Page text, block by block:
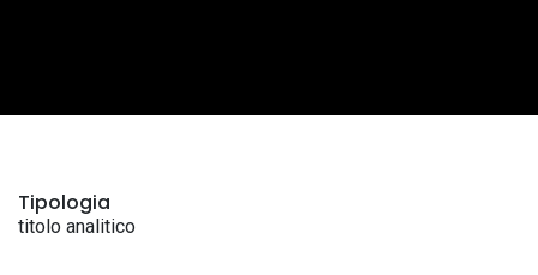
Tipologia
titolo analitico